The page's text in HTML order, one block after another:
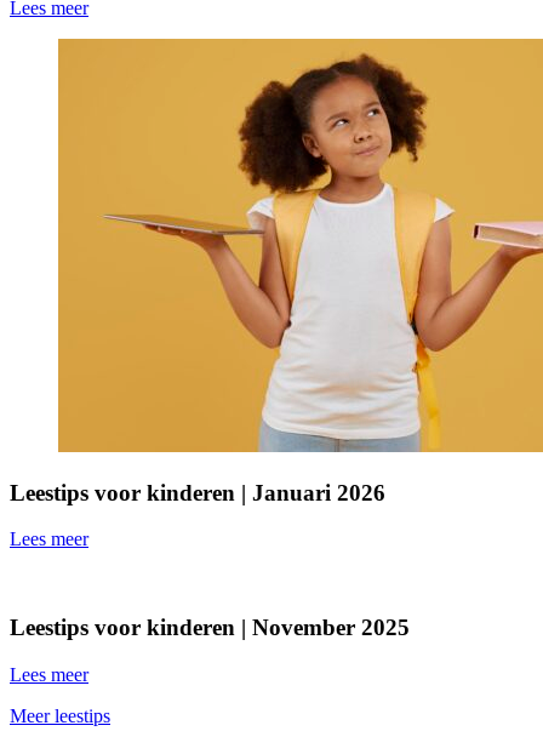
Lees meer
Leestips voor kinderen | Januari 2026
Lees meer
Leestips voor kinderen | November 2025
Lees meer
Meer leestips